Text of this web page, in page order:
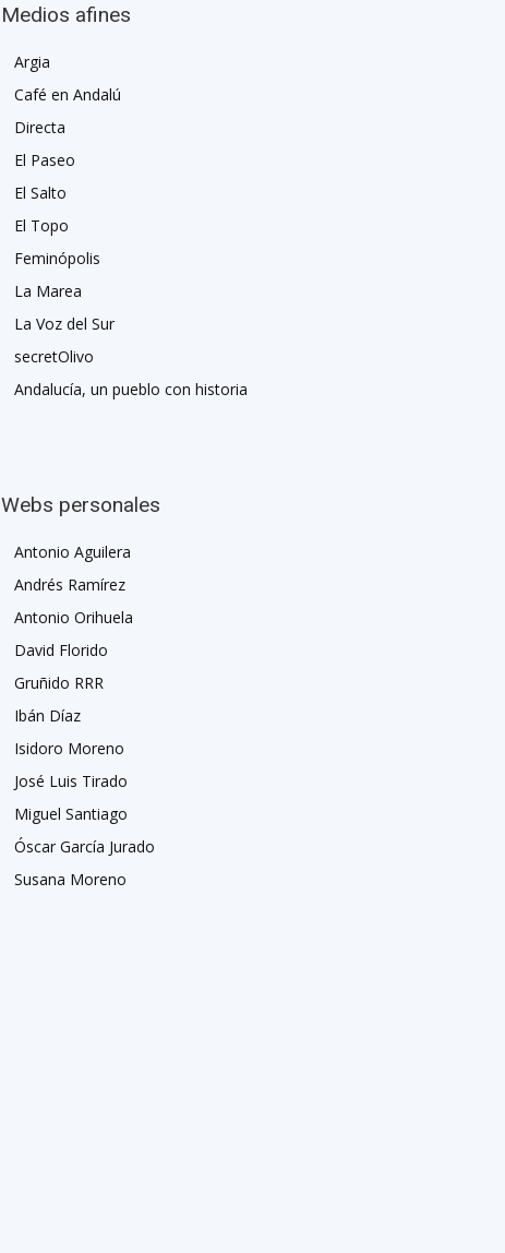
Medios afines
Argia
Café en Andalú
Directa
El Paseo
El Salto
El Topo
Feminópolis
La Marea
La Voz del Sur
secretOlivo
Andalucía, un pueblo con historia
Webs personales
Antonio Aguilera
Andrés Ramírez
Antonio Orihuela
David Florido
Gruñido RRR
Ibán Díaz
Isidoro Moreno
José Luis Tirado
Miguel Santiago
Óscar García Jurado
Susana Moreno